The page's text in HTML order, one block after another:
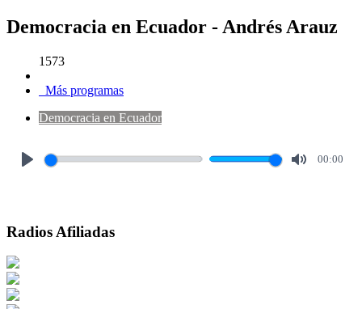
Democracia en Ecuador - Andrés Arauz
1573
Más programas
Democracia en Ecuador
00:00
Radios Afiliadas